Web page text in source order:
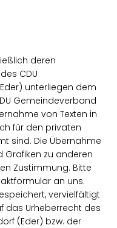
deren
CDU
unterliegen dem
Gemeindeverband
von Texten in
für den privaten
sind. Die Übernahme
Grafiken zu anderen
Zustimmung. Bitte
an uns.
vervielfältigt
das Urheberrecht des
(Eder) bzw. der